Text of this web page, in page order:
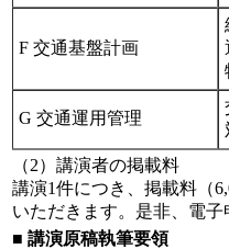
F 交通基盤計画
G 交通運用管理
（2）講演者の掲載料
講演1件につき、掲載料（
いただきます。是非、電子
■ 講演原稿執筆要領